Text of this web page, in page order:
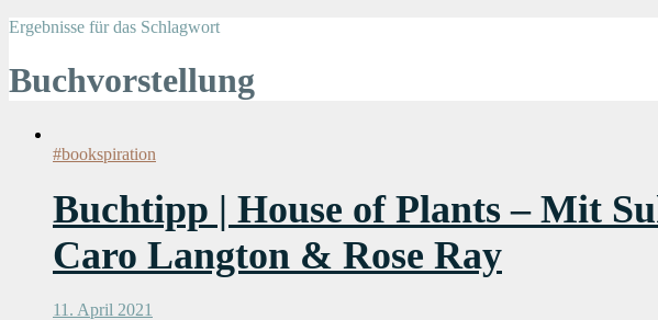
Ergebnisse für das Schlagwort
Buchvorstellung
#bookspiration
Buchtipp | House of Plants – Mit
Caro Langton & Rose Ray
11. April 2021